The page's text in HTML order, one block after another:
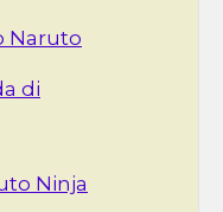
Naruto
di
Ninja